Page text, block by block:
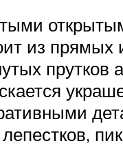
из прямых
прутков